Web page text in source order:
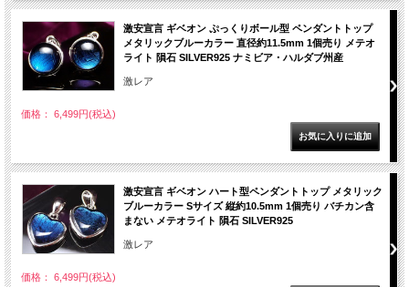
激安宣言 ギベオン ぷっくりボール型 ペンダントトップ
メタリックブルーカラー 直径約11.5mm 1個売り メテオ
ライト 隕石 SILVER925 ナミビア・ハルダブ州産
激レア
価格： 6,499円(税込)
激安宣言 ギベオン ハート型ペンダントトップ メタリック
ブルーカラー Sサイズ 縦約10.5mm 1個売り バチカン含
まない メテオライト 隕石 SILVER925
激レア
価格： 6,499円(税込)